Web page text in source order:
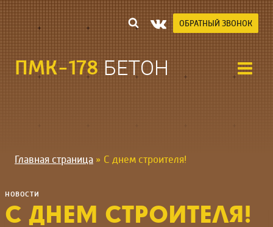
содержимому
ОБРАТНЫЙ ЗВОНОК
ПМК-178 БЕТОН
Главная страница » С днем строителя!
НОВОСТИ
С ДНЕМ СТРОИТЕЛЯ!